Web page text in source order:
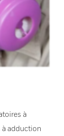
à
à adduction